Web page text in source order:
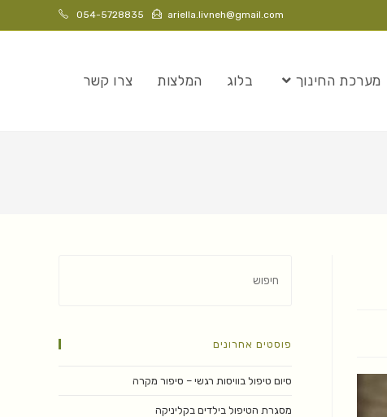
054-5728835 ariella.livneh@gmail.com
מערכת החינוך בלוג המלצות צרו קשר
פוסטים אחרונים
סיום טיפול בוויסות רגשי – סיפור מקרה
מסגרת הטיפול בילדים בקליניקה